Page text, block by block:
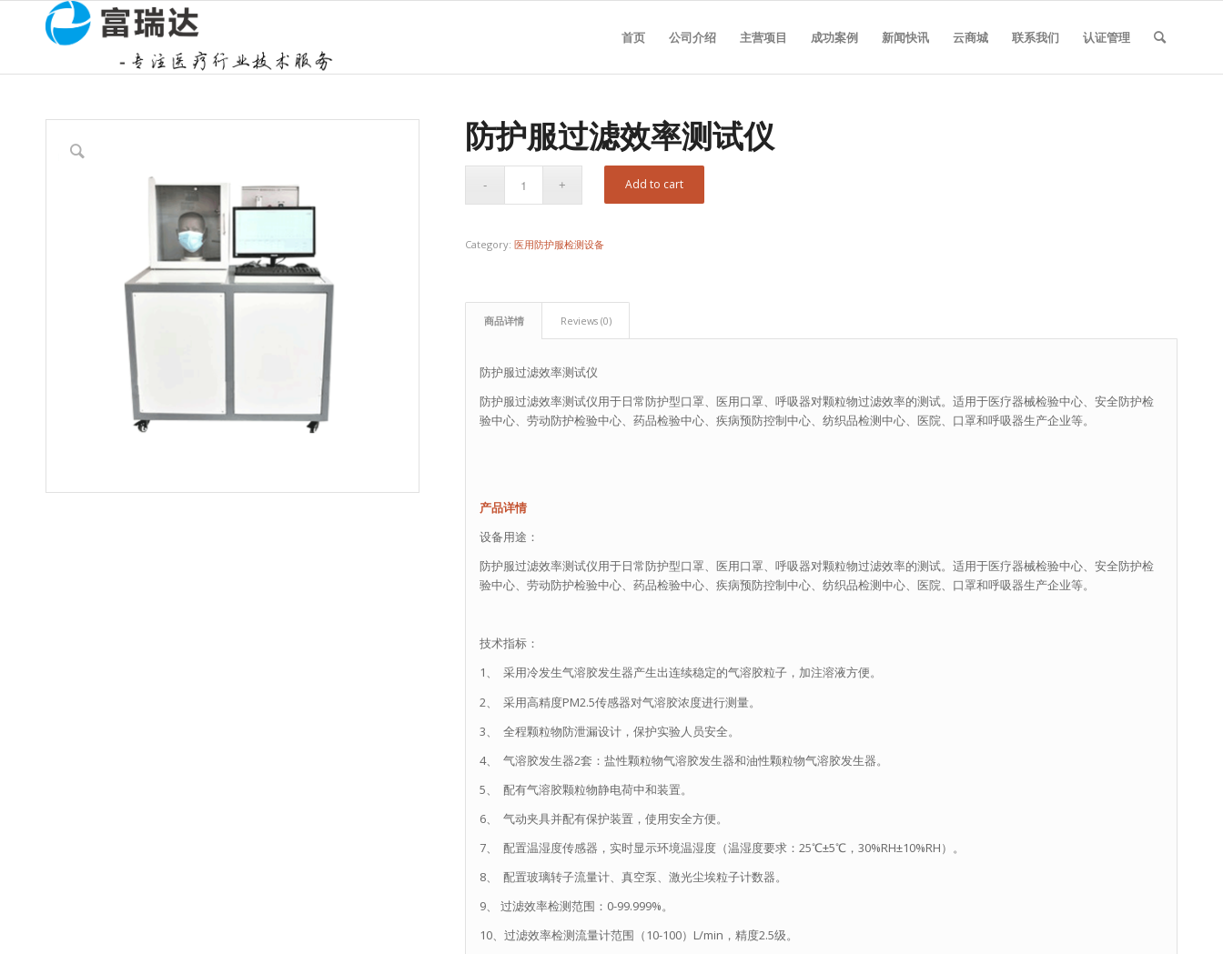
首页 公司介绍 主营项目 成功案例 新闻快讯 云商城 联系我们 认证管理
防护服过滤效率测试仪
Add to cart
Category: 医用防护服检测设备
商品详情 Reviews (0)
防护服过滤效率测试仪
防护服过滤效率测试仪用于日常防护型口罩、医用口罩、呼吸器对颗粒物过滤效率的测试。适用于医疗器械检验中心、安全防护检
验中心、劳动防护检验中心、药品检验中心、疾病预防控制中心、纺织品检测中心、医院、口罩和呼吸器生产企业等。
产品详情
设备用途：
防护服过滤效率测试仪用于日常防护型口罩、医用口罩、呼吸器对颗粒物过滤效率的测试。适用于医疗器械检验中心、安全防护检
验中心、劳动防护检验中心、药品检验中心、疾病预防控制中心、纺织品检测中心、医院、口罩和呼吸器生产企业等。
技术指标：
1、 采用冷发生气溶胶发生器产生出连续稳定的气溶胶粒子，加注溶液方便。
2、 采用高精度PM2.5传感器对气溶胶浓度进行测量。
3、 全程颗粒物防泄漏设计，保护实验人员安全。
4、 气溶胶发生器2套：盐性颗粒物气溶胶发生器和油性颗粒物气溶胶发生器。
5、 配有气溶胶颗粒物静电荷中和装置。
6、 气动夹具并配有保护装置，使用安全方便。
7、 配置温湿度传感器，实时显示环境温湿度（温湿度要求：25℃±5℃，30%RH±10%RH）。
8、 配置玻璃转子流量计、真空泵、激光尘埃粒子计数器。
9、 过滤效率检测范围：0-99.999%。
10、过滤效率检测流量计范围（10-100）L/min，精度2.5级。